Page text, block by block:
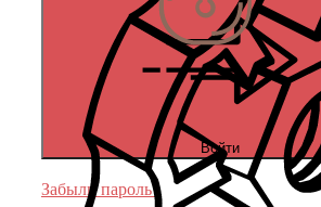
Войти
Забыли пароль?